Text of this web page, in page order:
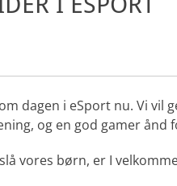
dagen i eSport nu. Vi vil
og en god gamer ånd
vores børn, er I